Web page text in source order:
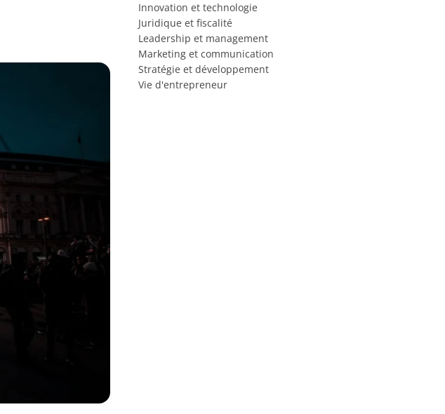
Innovation et technologie
Juridique et fiscalité
Leadership et management
Marketing et communication
Stratégie et développement
Vie d'entrepreneur